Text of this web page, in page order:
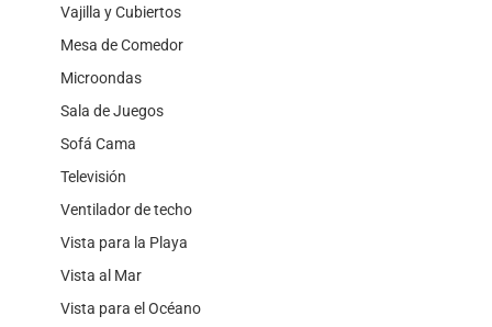
Vajilla y Cubiertos
Mesa de Comedor
Microondas
Sala de Juegos
Sofá Cama
Televisión
Ventilador de techo
Vista para la Playa
Vista al Mar
Vista para el Océano